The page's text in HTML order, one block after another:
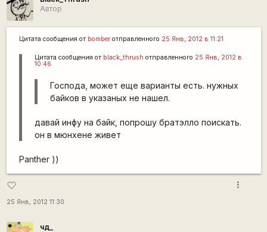
Автор
Цитата сообщения от bomberотправленного 25 Янв, 2012 в 11:21
Цитата сообщения от black_thrush отправленного 25 Янв, 2012 в
10:46
Господа, может еще варианты есть. нужных
байков в указаных не нашел.
давай инфу на байк, попрошу братэлло поискать.
он в мюнхене живет
Panther ))
favorite_border
25 Янв, 2012 11:30
more_vert
чд_